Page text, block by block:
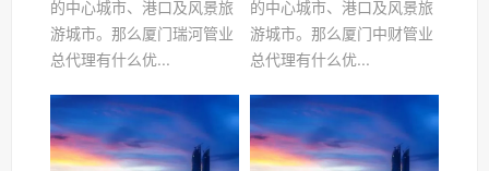
的中心城市、港口及风景旅
游城市。那么厦门瑞河管业
总代理有什么优...
的中心城市、港口及风景旅
游城市。那么厦门中财管业
总代理有什么优...